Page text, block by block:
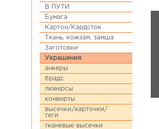
В ПУТИ
Бумага
Картон/Кардсток
Ткань, кожзам, замша
Заготовки
Украшения
анкеры
брадс
люверсы
конверты
высечки/карточки/
теги
тканевые высечки